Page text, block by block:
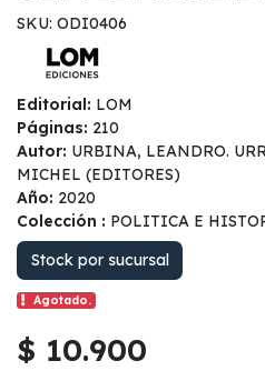
SKU: ODI0406
Editorial: LOM
Páginas: 210
Autor: URBINA, LEANDRO.
MICHEL (EDITORES)
Año: 2020
Colección : POLITICA E
Stock por sucursal
Agotado.
$ 10.900